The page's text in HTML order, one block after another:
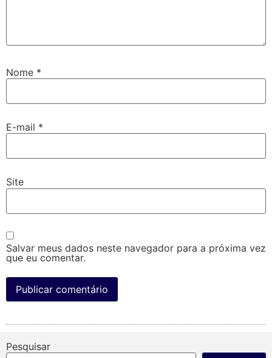
Nome *
E-mail *
Site
Salvar meus dados neste navegador para a próxima vez
que eu comentar.
Pesquisar